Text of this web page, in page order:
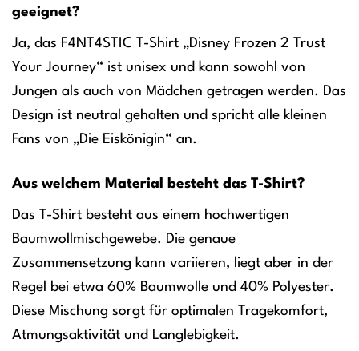
geeignet?
Ja, das F4NT4STIC T-Shirt „Disney Frozen 2 Trust
Your Journey“ ist unisex und kann sowohl von
Jungen als auch von Mädchen getragen werden. Das
Design ist neutral gehalten und spricht alle kleinen
Fans von „Die Eiskönigin“ an.
Aus welchem Material besteht das T-Shirt?
Das T-Shirt besteht aus einem hochwertigen
Baumwollmischgewebe. Die genaue
Zusammensetzung kann variieren, liegt aber in der
Regel bei etwa 60% Baumwolle und 40% Polyester.
Diese Mischung sorgt für optimalen Tragekomfort,
Atmungsaktivität und Langlebigkeit.